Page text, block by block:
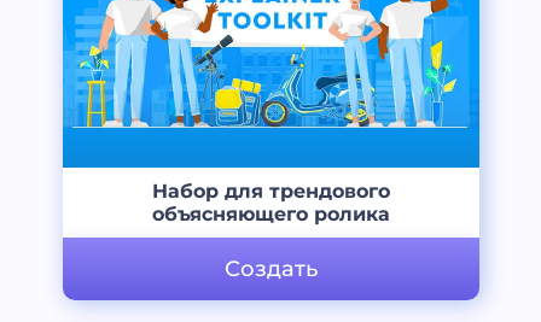
Набор для трендового
объясняющего ролика
Создать